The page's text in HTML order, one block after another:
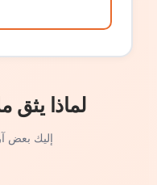
لماذا يثق
إليك بعض